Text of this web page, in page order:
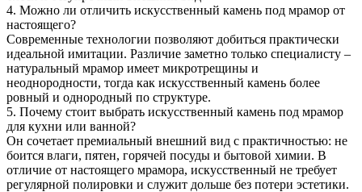
4. Можно ли отличить искусственный камень под мрамор от
настоящего?
Современные технологии позволяют добиться практически
идеальной имитации. Различие заметно только специалисту –
натуральный мрамор имеет микротрещины и
неоднородности, тогда как искусственный камень более
ровный и однородный по структуре.
5. Почему стоит выбрать искусственный камень под мрамор
для кухни или ванной?
Он сочетает премиальный внешний вид с практичностью: не
боится влаги, пятен, горячей посуды и бытовой химии. В
отличие от настоящего мрамора, искусственный не требует
регулярной полировки и служит дольше без потери эстетики.